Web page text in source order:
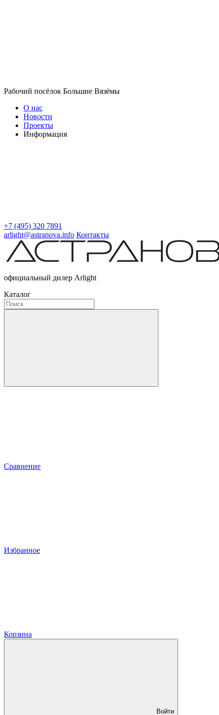
Рабочий посёлок Большие Вязёмы
О нас
Новости
Проекты
Информация
+7 (495) 320 7891
arlight@astranova.info Контакты
официальный дилер Arlight
Каталог
Сравнение
Избранное
Корзина
Войти